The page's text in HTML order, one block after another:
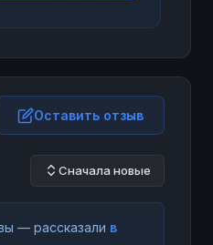
Оставить отзыв
Сначала новые
— рассказали в